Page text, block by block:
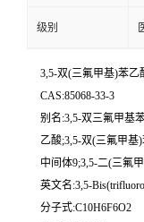
级别
3,5-双(三氟甲基)苯乙
CAS:85068-33-3
别名:3,5-双三氟甲基
乙酸;3,5-双(三氟甲基
中间体9;3,5-二(三氟
英文名:3,5-
分子式:C10H6F6O2